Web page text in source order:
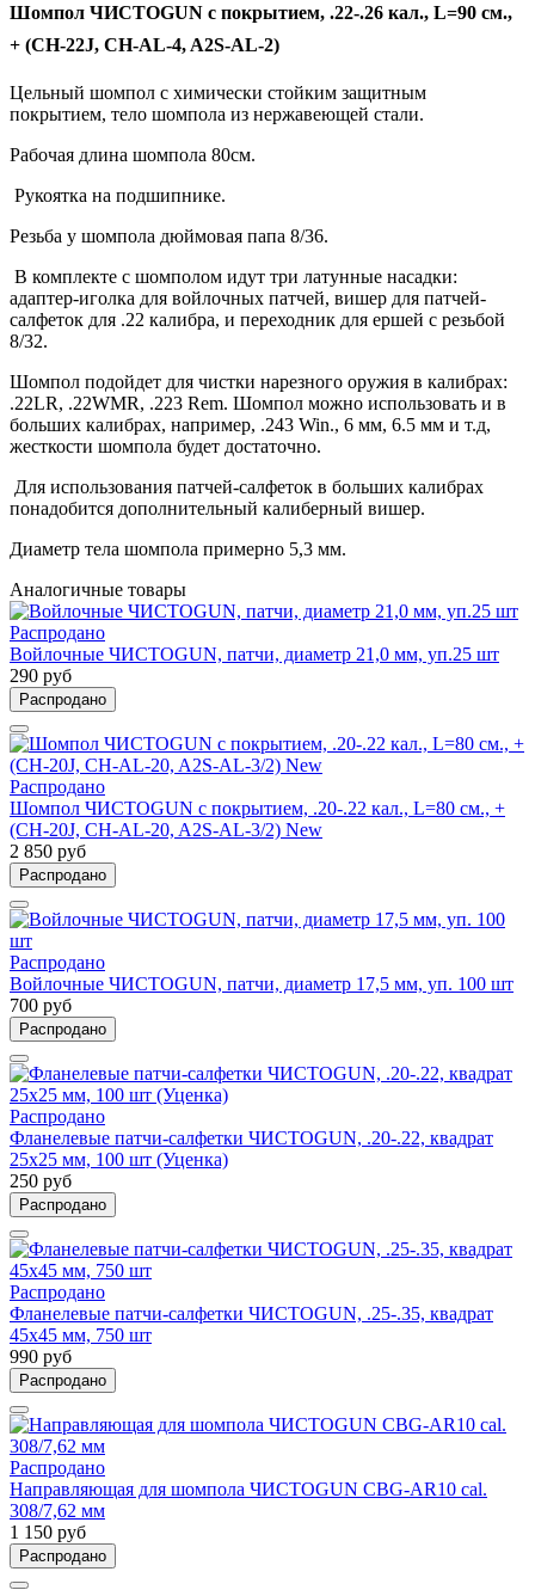
Шомпол ЧИСТОGUN с покрытием, .22-.26 кал., L=90 см.,
+ (CH-22J, CH-AL-4, A2S-AL-2)
Цельный шомпол с химически стойким защитным
покрытием, тело шомпола из нержавеющей стали.
Рабочая длина шомпола 80см.
Рукоятка на подшипнике.
Резьба у шомпола дюймовая папа 8/36.
В комплекте с шомполом идут три латунные насадки:
адаптер-иголка для войлочных патчей, вишер для патчей-
салфеток для .22 калибра, и переходник для ершей с резьбой
8/32.
Шомпол подойдет для чистки нарезного оружия в калибрах:
.22LR, .22WMR, .223 Rem. Шомпол можно использовать и в
больших калибрах, например, .243 Win., 6 мм, 6.5 мм и т.д,
жесткости шомпола будет достаточно.
Для использования патчей-салфеток в больших калибрах
понадобится дополнительный калиберный вишер.
Диаметр тела шомпола примерно 5,3 мм.
Аналогичные товары
Распродано
Войлочные ЧИСТОGUN, патчи, диаметр 21,0 мм, уп.25 шт
290 руб
Распродано
Распродано
Шомпол ЧИСТОGUN с покрытием, .20-.22 кал., L=80 см., +
(CH-20J, CH-AL-20, A2S-AL-3/2) New
2 850 руб
Распродано
Распродано
Войлочные ЧИСТОGUN, патчи, диаметр 17,5 мм, уп. 100 шт
700 руб
Распродано
Распродано
Фланелевые патчи-салфетки ЧИСТОGUN, .20-.22, квадрат
25х25 мм, 100 шт (Уценка)
250 руб
Распродано
Распродано
Фланелевые патчи-салфетки ЧИСТОGUN, .25-.35, квадрат
45х45 мм, 750 шт
990 руб
Распродано
Распродано
Направляющая для шомпола ЧИСТОGUN CBG-AR10 cal.
308/7,62 мм
1 150 руб
Распродано